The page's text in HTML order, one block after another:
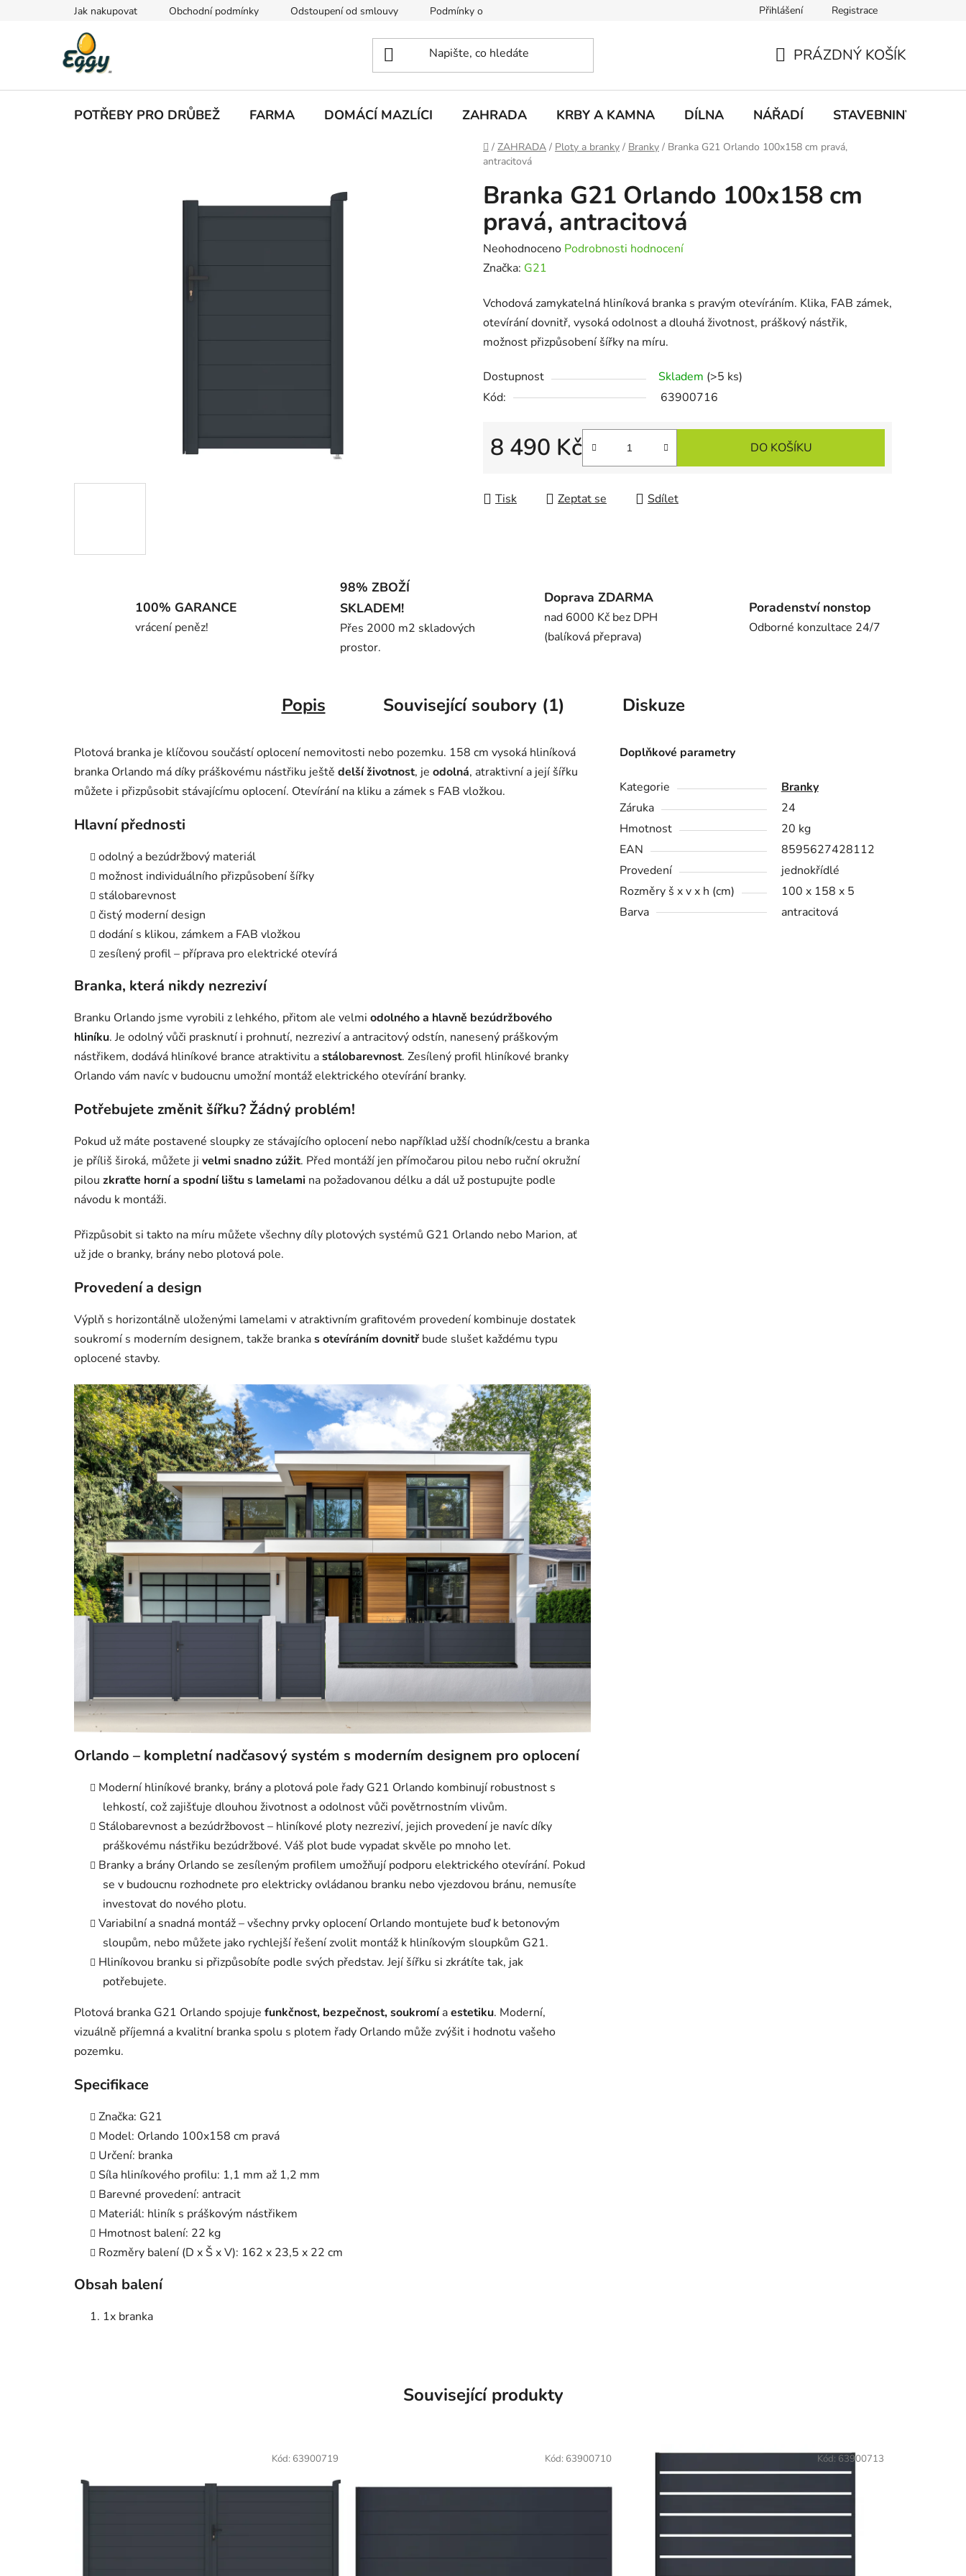
Jak nakupovat Obchodní podmínky Odstoupení od smlouvy Podmínky ochrany osobních údajů Doprava a platbaPřihlášení Registrace
KOŠÍK
PRÁZDNÝ KOŠÍK
POTŘEBY PRO DRŮBEŽ FARMA DOMÁCÍ MAZLÍCI ZAHRADA KRBY A KAMNA DÍLNA NÁŘADÍ STAVEBNINY
Domů
/ ZAHRADA / Ploty a branky / Branky / Branka G21 Orlando 100x158 cm pravá,
antracitová
Branka G21 Orlando 100x158 cm
pravá, antracitová
Průměrné
hodnocení
je
0,0
z
hvězdiček.
Neohodnoceno Podrobnosti hodnocení
Značka: G21
Vchodová zamykatelná hliníková branka s pravým otevíráním. Klika, FAB zámek,
otevírání dovnitř, vysoká odolnost a dlouhá životnost, práškový nástřik,
možnost přizpůsobení šířky na míru.
Dostupnost Skladem (>5 ks)
Kód:
63900716
8 490 Kč DO KOŠÍKU
Tisk Zeptat se Sdílet
100% GARANCE
vrácení peněz!
98% ZBOŽÍ
SKLADEM!
Přes 2000 m2 skladových
prostor.
Doprava ZDARMA
nad 6000 Kč bez DPH
(balíková přeprava)
Poradenství nonstop
Odborné konzultace 24/7
Popis Související soubory (1) Diskuze
Plotová branka je klíčovou součástí oplocení nemovitosti nebo pozemku. 158 cm vysoká hliníková
branka Orlando má díky práškovému nástřiku ještě delší životnost, je odolná, atraktivní a její šířku
můžete i přizpůsobit stávajícímu oplocení. Otevírání na kliku a zámek s FAB vložkou.
Hlavní přednosti
odolný a bezúdržbový materiál
možnost individuálního přizpůsobení šířky
stálobarevnost
čistý moderní design
dodání s klikou, zámkem a FAB vložkou
zesílený profil – příprava pro elektrické otevírá
Branka, která nikdy nezreziví
Branku Orlando jsme vyrobili z lehkého, přitom ale velmi odolného a hlavně bezúdržbového
hliníku. Je odolný vůči prasknutí i prohnutí, nezreziví a antracitový odstín, nanesený práškovým
nástřikem, dodává hliníkové brance atraktivitu astálobarevnost. Zesílený profil hliníkové branky
Orlando vám navíc v budoucnu umožní montáž elektrického otevírání branky.
Potřebujete změnit šířku? Žádný problém!
Pokud už máte postavené sloupky ze stávajícího oplocení nebo například užší chodník/cestu a branka
je příliš široká, můžete ji velmi snadno zúžit. Před montáží jen přímočarou pilou nebo ruční okružní
pilou zkraťte horní a spodní lištus lamelami na požadovanou délku a dál už postupujte podle
návodu k montáži.
Přizpůsobit si takto na míru můžete všechny díly plotových systémů G21 Orlando nebo Marion, ať
už jde o branky, brány nebo plotová pole.
Provedení a design
Výplň s horizontálně uloženými lamelami v atraktivním grafitovém provedení kombinuje dostatek
soukromí s moderním designem, takže brankas otevíráním dovnitř bude slušet každému typu
oplocené stavby.
Orlando – kompletní nadčasový systém s moderním designem pro oplocení
Moderní hliníkové branky, brány a plotová pole řady G21 Orlando kombinují robustnost s
lehkostí, což zajišťuje dlouhou životnost a odolnost vůči povětrnostním vlivům.
Stálobarevnost a bezúdržbovost – hliníkové ploty nezreziví, jejich provedení je navíc díky
práškovému nástřiku bezúdržbové. Váš plot bude vypadat skvěle po mnoho let.
Branky a brány Orlando se zesíleným profilem umožňují podporu elektrického otevírání. Pokud
se v budoucnu rozhodnete pro elektricky ovládanou branku nebo vjezdovou bránu, nemusíte
investovat do nového plotu.
Variabilní a snadná montáž – všechny prvky oplocení Orlando montujete buď k betonovým
sloupům, nebo můžete jako rychlejší řešení zvolit montáž k hliníkovým sloupkům G21.
Hliníkovou branku si přizpůsobíte podle svých představ. Její šířku si zkrátíte tak, jak
potřebujete.
Plotová branka G21 Orlando spojuje funkčnost, bezpečnost, soukromíaestetiku. Moderní,
vizuálně příjemná a kvalitní branka spolu s plotem řady Orlando může zvýšit i hodnotu vašeho
pozemku.
Specifikace
Značka: G21
Model: Orlando 100x158 cm pravá
Určení: branka
Síla hliníkového profilu: 1,1 mm až 1,2 mm
Barevné provedení: antracit
Materiál: hliník s práškovým nástřikem
Hmotnost balení: 22 kg
Rozměry balení (D x Š x V): 162 x 23,5 x 22 cm
Obsah balení
1x branka
Doplňkové parametry
Kategorie
Branky
Záruka
24
Hmotnost
20 kg
EAN
8595627428112
Provedení
jednokřídlé
Rozměry š x v x h (cm)
100 x 158 x 5
Barva
antracitová
Související produkty
Kód: 63900719 Kód: 63900710 Kód: 63900713